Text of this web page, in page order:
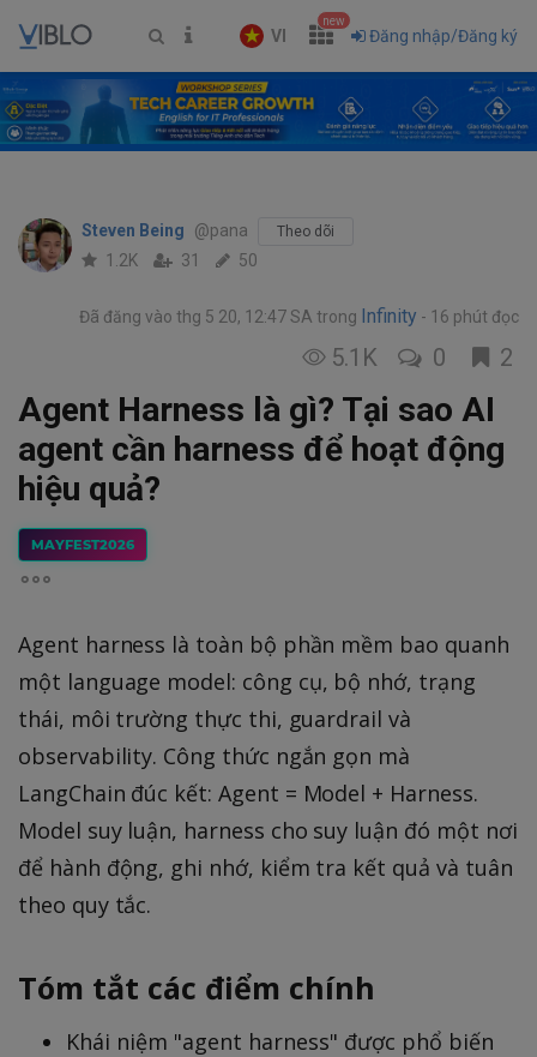
VI
new
Đăng nhập/Đăng ký
Steven Being @pana Theo dõi
1.2K 31 50
Đã đăng vào thg 5 20, 12:47 SA trong Infinity 16 phút đọc
5.1K 0 2
Agent Harness là gì? Tại sao AI
agent cần harness để hoạt động
hiệu quả?
MAYFEST2026
Agent harness là toàn bộ phần mềm bao quanh
một language model: công cụ, bộ nhớ, trạng
thái, môi trường thực thi, guardrail và
observability. Công thức ngắn gọn mà
LangChain đúc kết: Agent = Model + Harness.
Model suy luận, harness cho suy luận đó một nơi
để hành động, ghi nhớ, kiểm tra kết quả và tuân
theo quy tắc.
Tóm tắt các điểm chính
Khái niệm "agent harness" được phổ biến